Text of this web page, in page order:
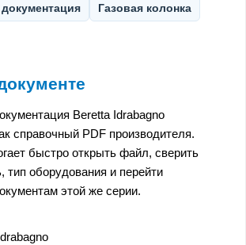
Газовая колонка
Beretta Idrabagno
справочный PDF производителя.
быстро открыть файл, сверить
тип оборудования и перейти
этой же серии.